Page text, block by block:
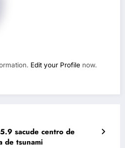
Edit your Profile now.
sacude centro de
de tsunami